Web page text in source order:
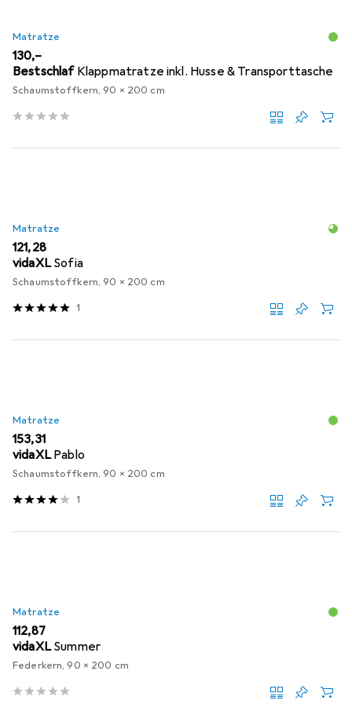
Matratze
EUR
130,–
Bestschlaf Klappmatratze inkl. Husse & Transporttasche
Schaumstoffkern, 90 x 200 cm
Matratze
EUR
121,28
vidaXL Sofia
Schaumstoffkern, 90 x 200 cm
1
Matratze
EUR
153,31
vidaXL Pablo
Schaumstoffkern, 90 x 200 cm
1
Matratze
EUR
112,87
vidaXL Summer
Federkern, 90 x 200 cm